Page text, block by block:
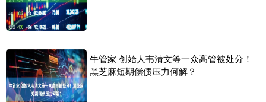
牛管家 创始人韦清文等一众高管被处分！
黑芝麻短期偿债压力何解？